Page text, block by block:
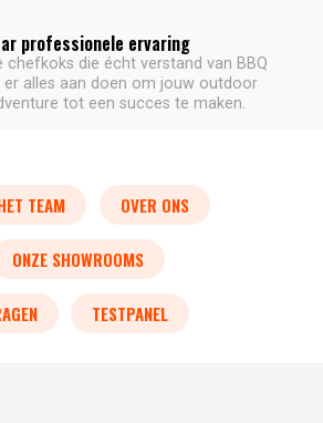
professionele ervaring
chefkoks die écht verstand van BBQ
er alles aan doen om jouw outdoor
tot een succes te maken.
TEAM OVER ONS
ONZE SHOWROOMS
TESTPANEL